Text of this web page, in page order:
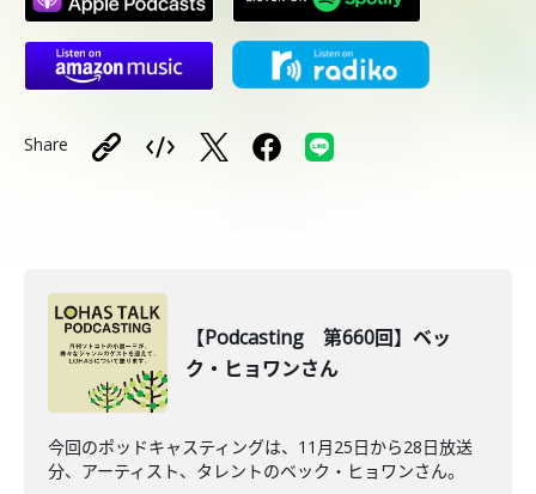
Share
【Podcasting 第660回】ベッ
ク・ヒョワンさん
今回のポッドキャスティングは、11月25日から28日放送
分、アーティスト、タレントのベック・ヒョワンさん。